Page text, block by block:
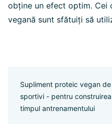
obține un efect optim. Cei
vegană sunt sfătuiți să
Supliment proteic vegan
sportivi - pentru
timpul antrenamentului